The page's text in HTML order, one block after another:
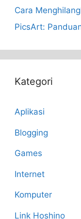
Cara
PicsArt:
Kategori
Aplikasi
Blogging
Games
Internet
Komputer
Link Hoshino